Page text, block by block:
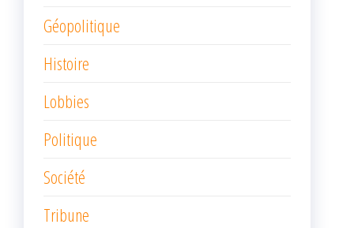
Géopolitique
Histoire
Lobbies
Politique
Société
Tribune